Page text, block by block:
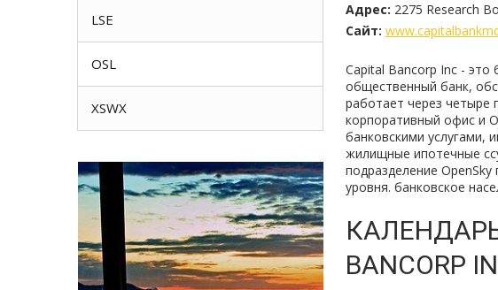
Адрес: 2275 Research
Сайт:
Capital Bancorp Inc - это
общественный банк,
работает через четыре
корпоративный офис и
банковскими услугами,
жилищные ипотечные
подразделение
уровня. банковское
BANCORP
LSE
OSL
XSWX